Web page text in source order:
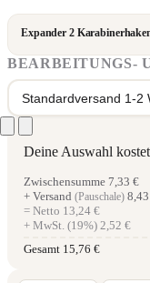
Expander 2
BEARBEITUNGS-
Standardversand 1-2
Deine Auswahl
Zwischensumme 7,33 €
+ Versand (Pauschale)
= Netto 13,24 €
+ MwSt. (19%) 2,52 €
Gesamt 15,76 €